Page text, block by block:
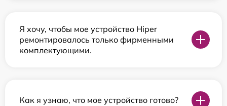
Я хочу, чтобы мое устройство Hiper
ремонтировалось только фирменными
комплектующими.
Как я узнаю, что мое устройство готово?